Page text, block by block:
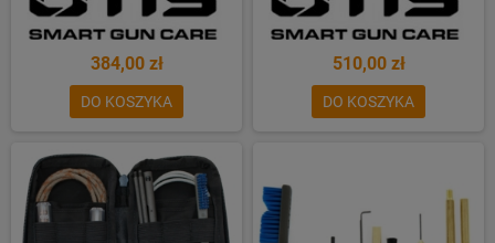
384,00 zł
DO KOSZYKA
510,00 zł
DO KOSZYKA